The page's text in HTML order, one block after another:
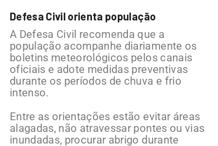
Defesa Civil orienta população
A Defesa Civil recomenda que a
população acompanhe diariamente os
boletins meteorológicos pelos canais
oficiais e adote medidas preventivas
durante os períodos de chuva e frio
intenso.
Entre as orientações estão evitar áreas
alagadas, não atravessar pontes ou vias
inundadas, procurar abrigo durante